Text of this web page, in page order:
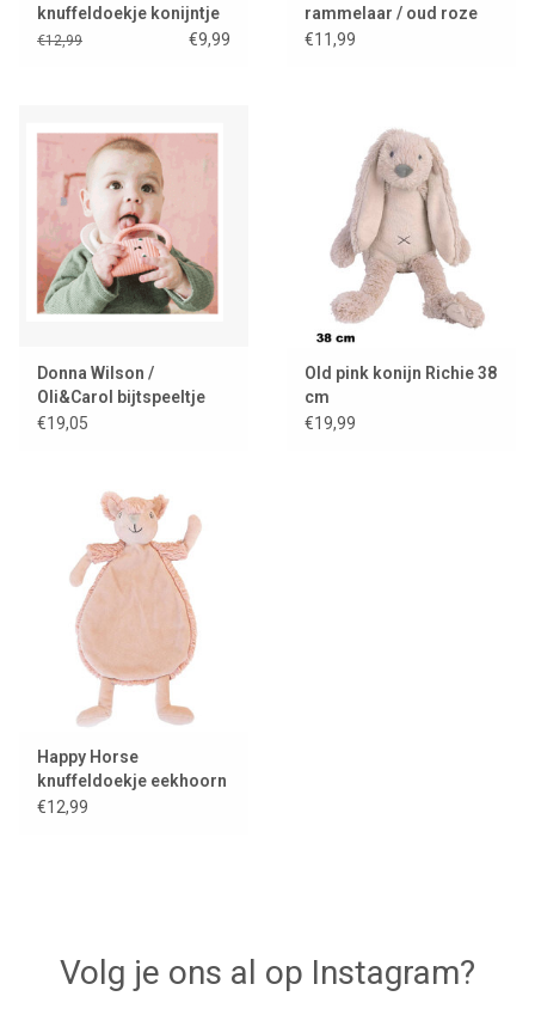
knuffeldoekje konijntje
met speenbevestiging
€12,99 €9,99
rammelaar / oud roze
€11,99
Donna Wilson /
Oli&Carol bijtspeeltje
Ginge cat
€19,05
Old pink konijn Richie 38
cm
€19,99
Happy Horse
knuffeldoekje eekhoorn
Sancho
€12,99
Volg je ons al op Instagram?